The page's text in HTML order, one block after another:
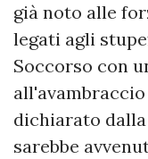
già noto alle
legati agli
Soccorso con
dichiarato
sarebbe